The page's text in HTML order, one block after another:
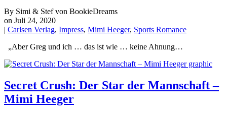
By Simi & Stef von BookieDreams
on Juli 24, 2020
| Carlsen Verlag, Impress, Mimi Heeger, Sports Romance
„Aber Greg und ich … das ist wie … keine Ahnung…
Secret Crush: Der Star der Mannschaft –
Mimi Heeger